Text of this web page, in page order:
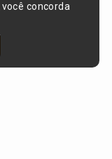
concorda